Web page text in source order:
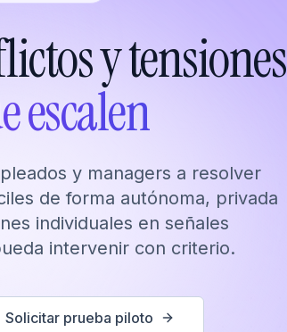
y tensiones
escalen
y managers a resolver
de forma autónoma, privada
individuales en señales
intervenir con criterio.
Solicitar prueba piloto